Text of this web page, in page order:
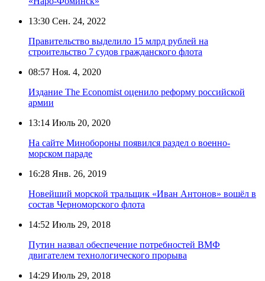
13:30 Сен. 24, 2022
Правительство выделило 15 млрд рублей на
строительство 7 судов гражданского флота
08:57 Ноя. 4, 2020
Издание The Economist оценило реформу российской
армии
13:14 Июль 20, 2020
На сайте Минобороны появился раздел о военно-
морском параде
16:28 Янв. 26, 2019
Новейший морской тральщик «Иван Антонов» вошёл в
состав Черноморского флота
14:52 Июль 29, 2018
Путин назвал обеспечение потребностей ВМФ
двигателем технологического прорыва
14:29 Июль 29, 2018